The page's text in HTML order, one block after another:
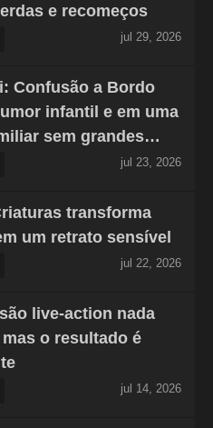
e recomeços
jul 29, 2026
Confusão a Bordo
infantil e em uma
sem grandes…
jul 23, 2026
transforma
um retrato sensível
jul 22, 2026
live-action nada
o resultado é
jul 14, 2026